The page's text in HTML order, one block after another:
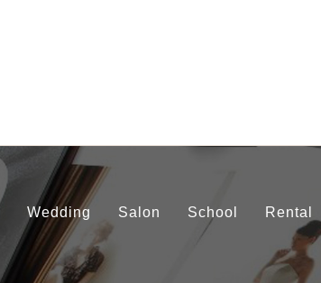
Wedding Salon School Rental